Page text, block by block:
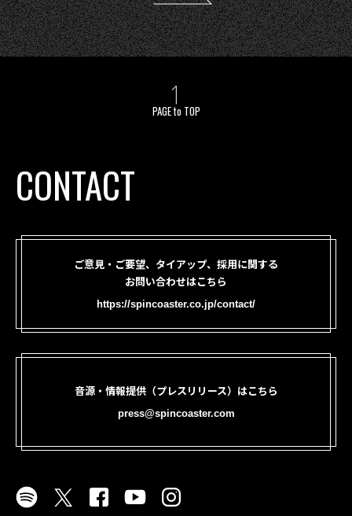
PAGE to TOP
CONTACT
ご意見・ご要望、タイアップ、採用に関する
お問い合わせはこちら
https://spincoaster.co.jp/contact/
音源・情報提供（プレスリリース）はこちら
press@spincoaster.com